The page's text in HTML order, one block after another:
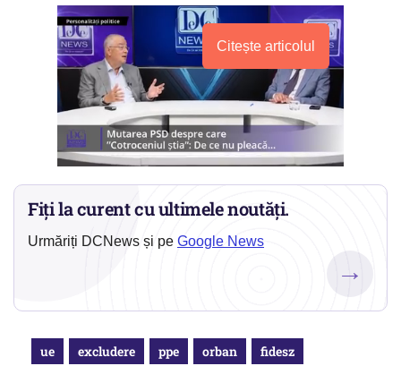
Citește articolul
Fiți la curent cu ultimele noutăți.
Urmăriți DCNews și pe Google News
→
ue excludere ppe orban fidesz